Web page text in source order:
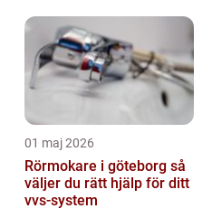
01 maj 2026
Rörmokare i göteborg så
väljer du rätt hjälp för ditt
vvs-system